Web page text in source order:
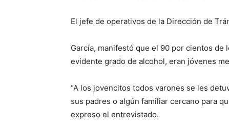
El jefe de operativos de la Dirección de
García, manifestó que el 90 por cientos
evidente grado de alcohol, eran jóvenes
“A los jovencitos todos varones se les
sus padres o algún familiar cercano para
expreso el entrevistado.